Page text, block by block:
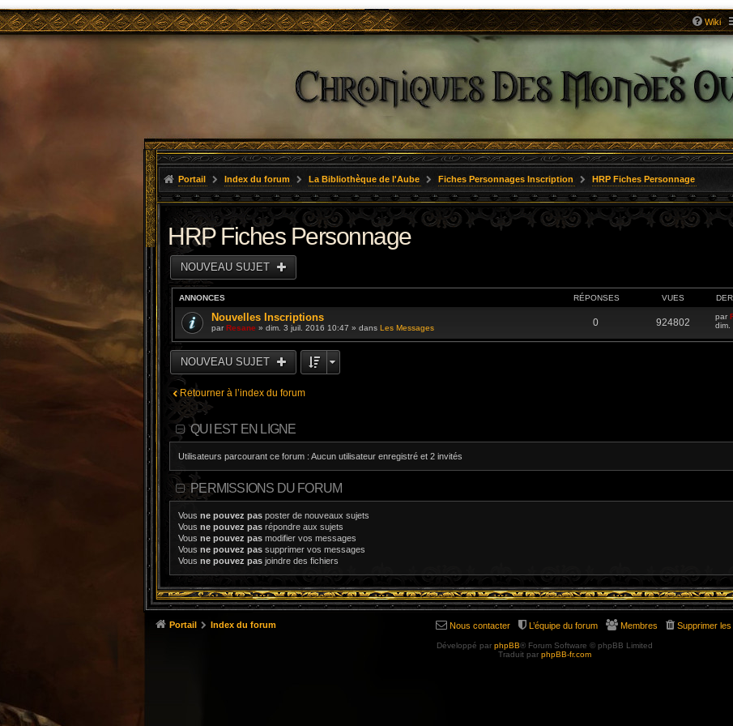
Wiki
Portail Index du forum La Bibliothèque de l'Aube Fiches Personnages Inscription HRP Fiches Personnage
HRP Fiches Personnage
NOUVEAU SUJET
ANNONCES RÉPONSES VUES
Nouvelles Inscriptions
parResane » dim. 3 juil. 2016 10:47 » dans Les Messages 0 924802
par
dim.
NOUVEAU SUJET
Retourner à l’index du forum
QUI EST EN LIGNE
Utilisateurs parcourant ce forum : Aucun utilisateur enregistré et 2 invités
PERMISSIONS DU FORUM
Vous ne pouvez pas poster de nouveaux sujets
Vous ne pouvez pas répondre aux sujets
Vous ne pouvez pas modifier vos messages
Vous ne pouvez pas supprimer vos messages
Vous ne pouvez pas joindre des fichiers
Portail Index du forum Supprimer
Membres
L’équipe du forum
Nous contacter
Développé par phpBB® Forum Software © phpBB Limited
Traduit par phpBB-fr.com